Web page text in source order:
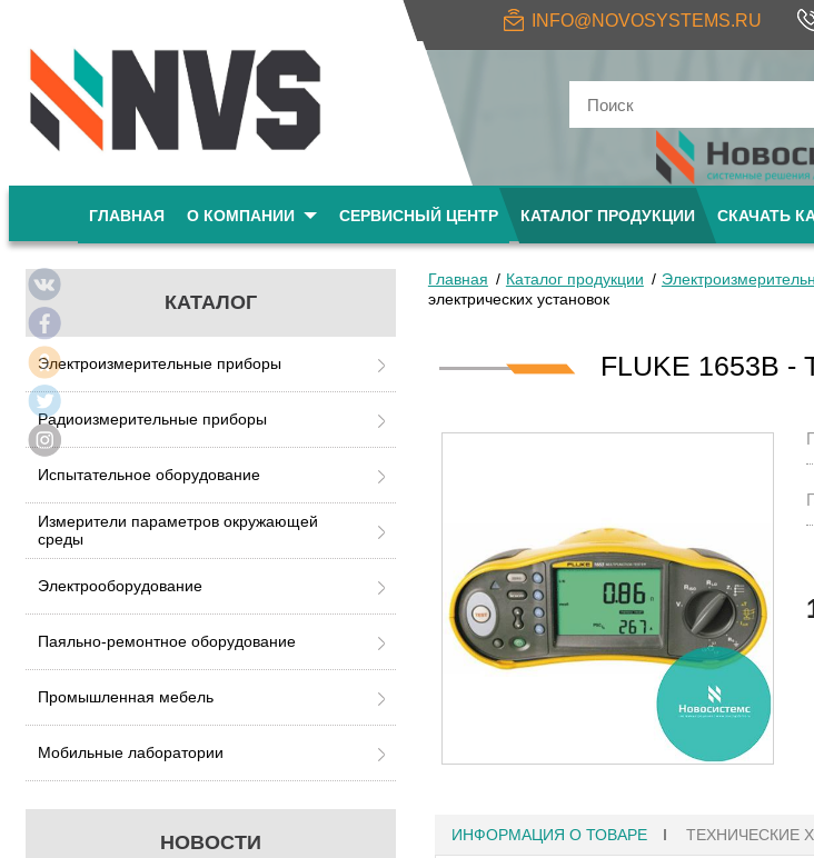
INFO@NOVOSYSTEMS.RU
ГЛАВНАЯ О КОМПАНИИ СЕРВИСНЫЙ ЦЕНТР КАТАЛОГ ПРОДУКЦИИ СКАЧАТЬ
КАТАЛОГ
Электроизмерительные приборы
Радиоизмерительные приборы
Испытательное оборудование
Измерители параметров окружающей
среды
Электрооборудование
Паяльно-ремонтное оборудование
Промышленная мебель
Мобильные лаборатории
НОВОСТИ
Главная Каталог продукции
электрических установок
FLUKE 1653B
ИНФОРМАЦИЯ О ТОВАРЕ ТЕХНИЧЕСКИЕ